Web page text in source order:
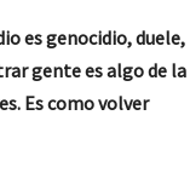
es genocidio, duele,
gente es algo de la
Es como volver